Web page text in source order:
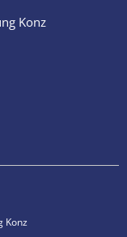
Konz
Konz